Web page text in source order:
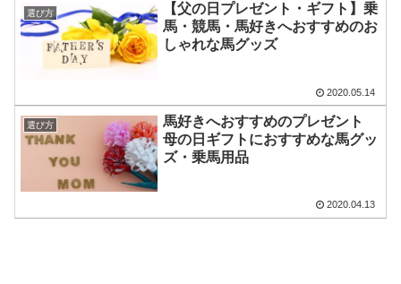
選び方
【父の日プレゼント・ギフト】乗
馬・競馬・馬好きへおすすめのお
しゃれな馬グッズ
2020.05.14
選び方
馬好きへおすすめのプレゼント
母の日ギフトにおすすめな馬グッ
ズ・乗馬用品
2020.04.13